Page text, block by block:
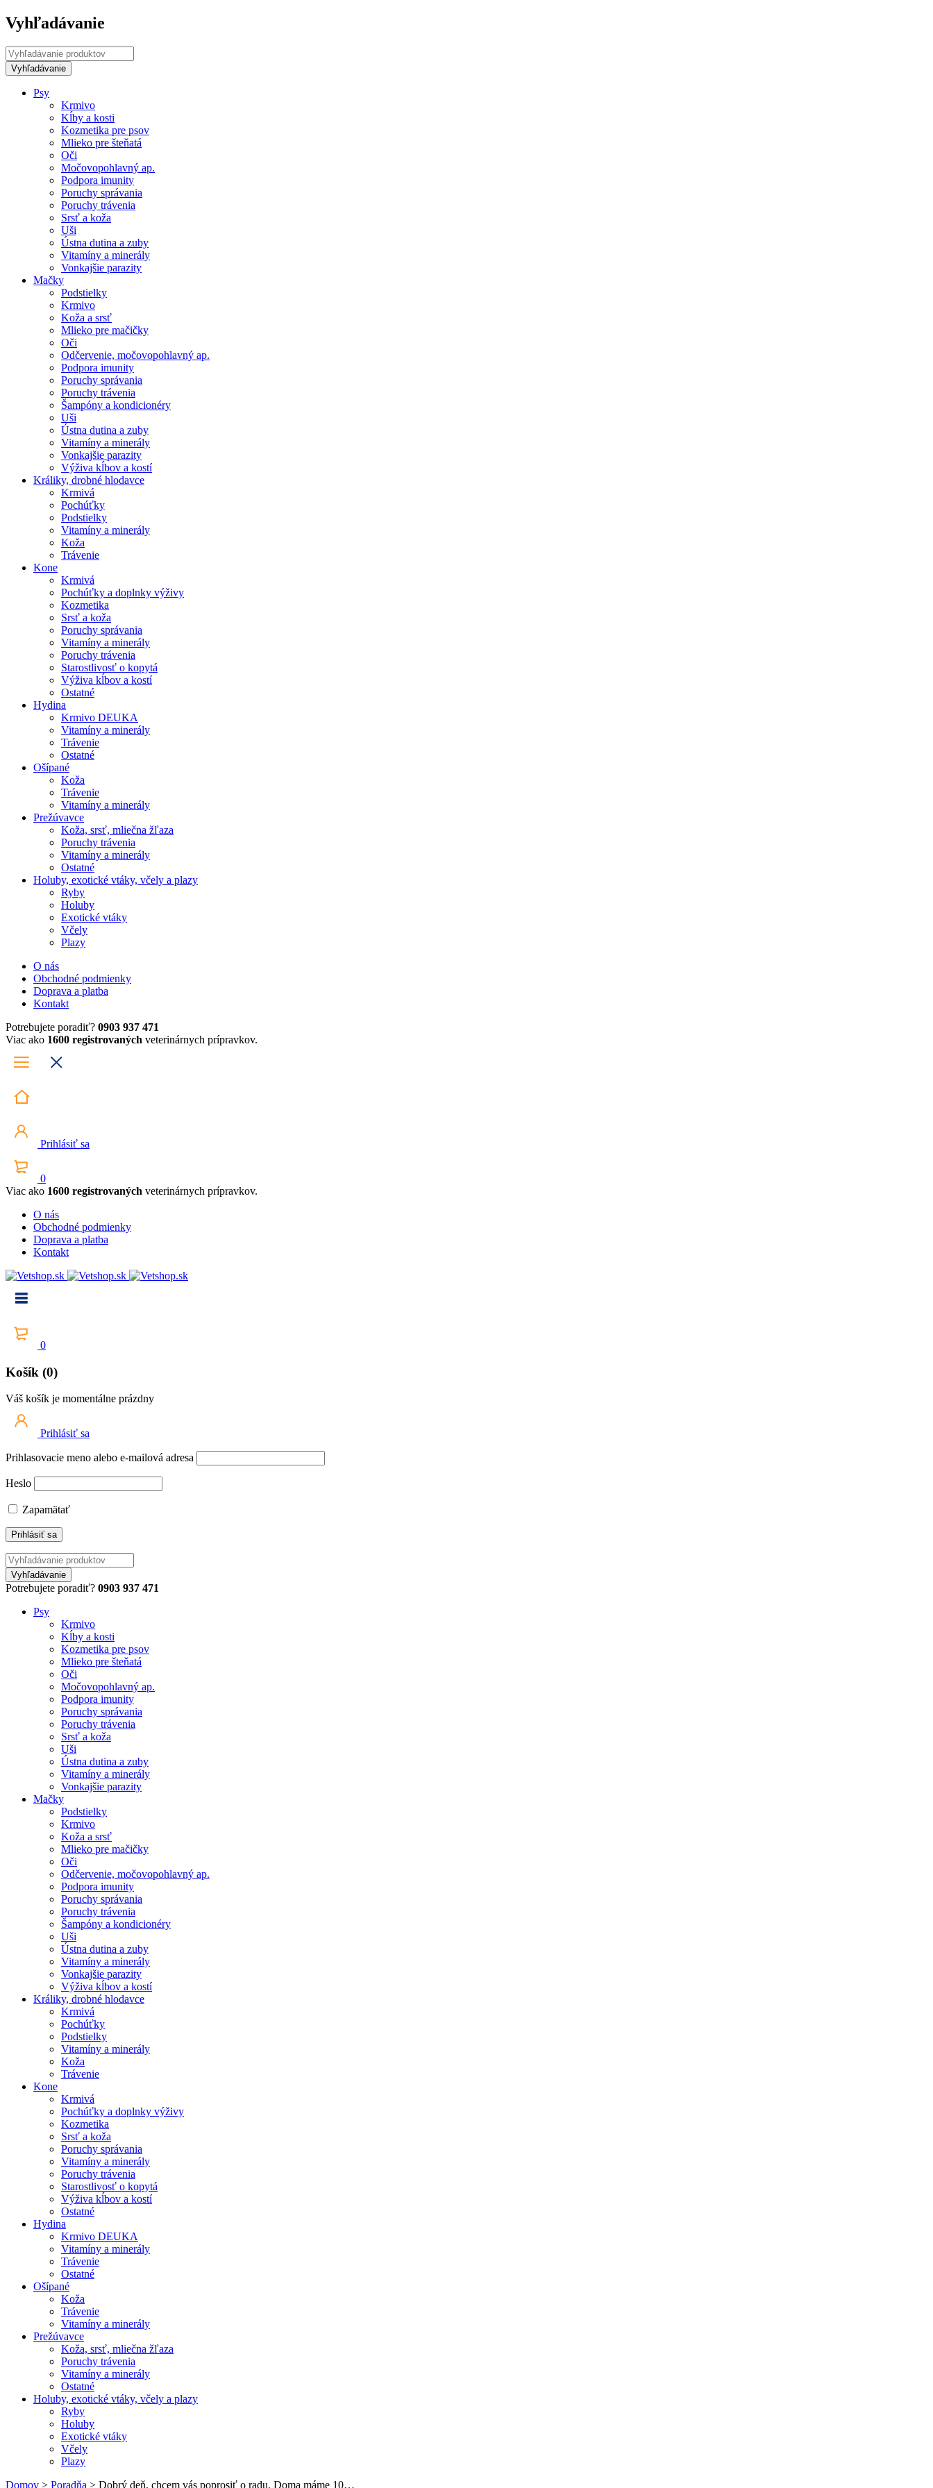
Vyhľadávanie
Psy
Krmivo
Kĺby a kosti
Kozmetika pre psov
Mlieko pre šteňatá
Oči
Močovopohlavný ap.
Podpora imunity
Poruchy správania
Poruchy trávenia
Srsť a koža
Uši
Ústna dutina a zuby
Vitamíny a minerály
Vonkajšie parazity
Mačky
Podstielky
Krmivo
Koža a srsť
Mlieko pre mačičky
Oči
Odčervenie, močovopohlavný ap.
Podpora imunity
Poruchy správania
Poruchy trávenia
Šampóny a kondicionéry
Uši
Ústna dutina a zuby
Vitamíny a minerály
Vonkajšie parazity
Výživa kĺbov a kostí
Králiky, drobné hlodavce
Krmivá
Pochúťky
Podstielky
Vitamíny a minerály
Koža
Trávenie
Kone
Krmivá
Pochúťky a doplnky výživy
Kozmetika
Srsť a koža
Poruchy správania
Vitamíny a minerály
Poruchy trávenia
Starostlivosť o kopytá
Výživa kĺbov a kostí
Ostatné
Hydina
Krmivo DEUKA
Vitamíny a minerály
Trávenie
Ostatné
Ošípané
Koža
Trávenie
Vitamíny a minerály
Prežúvavce
Koža, srsť, mliečna žľaza
Poruchy trávenia
Vitamíny a minerály
Ostatné
Holuby, exotické vtáky, včely a plazy
Ryby
Holuby
Exotické vtáky
Včely
Plazy
O nás
Obchodné podmienky
Doprava a platba
Kontakt
Potrebujete poradiť? 0903 937 471
Viac ako 1600 registrovaných veterinárnych prípravkov.
Prihlásiť sa
0
Viac ako 1600 registrovaných veterinárnych prípravkov.
O nás
Obchodné podmienky
Doprava a platba
Kontakt
0
Košík (0)
Váš košík je momentálne prázdny
Prihlásiť sa
Prihlasovacie meno alebo e-mailová adresa
Heslo
Zapamätať
Potrebujete poradiť? 0903 937 471
Psy
Krmivo
Kĺby a kosti
Kozmetika pre psov
Mlieko pre šteňatá
Oči
Močovopohlavný ap.
Podpora imunity
Poruchy správania
Poruchy trávenia
Srsť a koža
Uši
Ústna dutina a zuby
Vitamíny a minerály
Vonkajšie parazity
Mačky
Podstielky
Krmivo
Koža a srsť
Mlieko pre mačičky
Oči
Odčervenie, močovopohlavný ap.
Podpora imunity
Poruchy správania
Poruchy trávenia
Šampóny a kondicionéry
Uši
Ústna dutina a zuby
Vitamíny a minerály
Vonkajšie parazity
Výživa kĺbov a kostí
Králiky, drobné hlodavce
Krmivá
Pochúťky
Podstielky
Vitamíny a minerály
Koža
Trávenie
Kone
Krmivá
Pochúťky a doplnky výživy
Kozmetika
Srsť a koža
Poruchy správania
Vitamíny a minerály
Poruchy trávenia
Starostlivosť o kopytá
Výživa kĺbov a kostí
Ostatné
Hydina
Krmivo DEUKA
Vitamíny a minerály
Trávenie
Ostatné
Ošípané
Koža
Trávenie
Vitamíny a minerály
Prežúvavce
Koža, srsť, mliečna žľaza
Poruchy trávenia
Vitamíny a minerály
Ostatné
Holuby, exotické vtáky, včely a plazy
Ryby
Holuby
Exotické vtáky
Včely
Plazy
Domov > Poradňa > Dobrý deň, chcem vás poprosiť o radu. Doma máme 10…